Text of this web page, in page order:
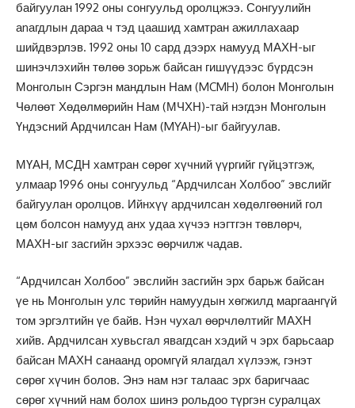
байгуулан 1992 оны сонгуульд оролцжээ. Сонгуулийн
аnагдлын дараа ч тэд цаашид хамтран ажиллахаар
шийдвэрлэв. 1992 оны 10 сард дээрх намууд МАХН-ыг
шинэчлэхийн төлөө зорьж байсан гишүүдээс бүрдсэн
Монголын Сэргэн мандлын Нам (MCMH) болон Монголын
Чөлөөт Хөдөлмөрийн Нам (МЧХН)-тай нэгдэн Монголын
Үндэсний Ардчилсан Нам (MYAH)-ыг байгуулав.
МҮАН, МСДН хамтран сөрөг хүчний үүргийг гүйцэтгэж,
улмаар 1996 оны сонгуульд “Ардчилсан Холбоо” эвслийг
байгуулан оролцов. Ийнхүү ардчилсан хөдөлгөөний гол
цөм болсон намууд анх удаа хүчээ нэгтгэн төвлөрч,
МАХН-ыг засгийн эрхээс өөрчилж чадав.
“Ардчилсан Холбоо” эвслийн засгийн эрх барьж байсан
үе нь Монголын улс төрийн намуудын хөгжилд маргаангүй
том эргэлтийн үе байв. Нэн чухал өөрчлөлтийг МАХН
хийв. Ардчилсан хувьсгал явагдсан хэдий ч эрх барьсаар
байсан МАХН санаанд оромгүй ялагдал хүлээж, гэнэт
сөрөг хүчин болов. Энэ нам нэг талаас эрх баригчаас
сөрөг хүчний нам болох шинэ рольдоо түргэн суралцах